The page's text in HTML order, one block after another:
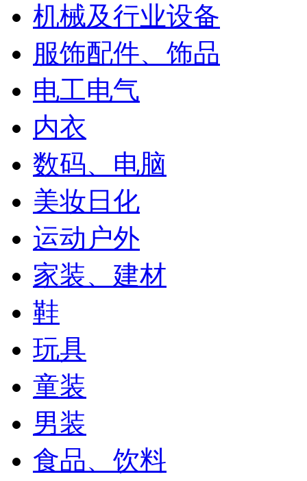
机械及行业设备
服饰配件、饰品
电工电气
内衣
数码、电脑
美妆日化
运动户外
家装、建材
鞋
玩具
童装
男装
食品、饮料